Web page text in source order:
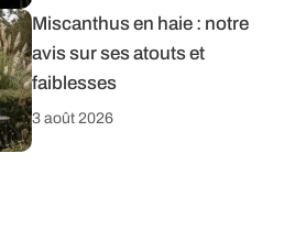
Miscanthus en haie : notre
avis sur ses atouts et
faiblesses
3 août 2026